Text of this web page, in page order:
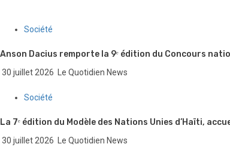
Société
Anson Dacius remporte la 9ᵉ édition du Concours
30 juillet 2026 Le Quotidien News
Société
La 7ᵉ édition du Modèle des Nations Unies d’Haïti,
30 juillet 2026 Le Quotidien News